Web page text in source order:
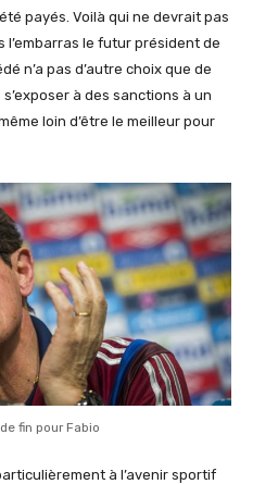
payés. Voilà qui ne devrait pas
l’embarras le futur président de
n’a pas d’autre choix que de
à des sanctions à un
loin d’être le meilleur pour
fin pour Fabio
à l’avenir sportif